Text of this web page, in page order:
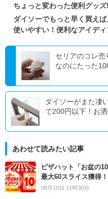
ちょっと変わった便利グッ
ダイソーでもっと早く買え
使いやすい！便利なアイデ
セリアのコレ
なのにたった
ダイソーがまた凄
で200円以下！お
あわせて読みたい記事
ピザハット「お盆の
最大60スライス獲得
08月10日 11時30分